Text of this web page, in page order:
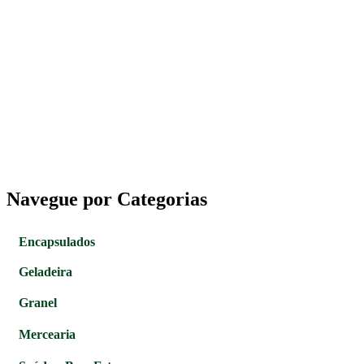
Navegue por Categorias
Encapsulados
Geladeira
Granel
Mercearia